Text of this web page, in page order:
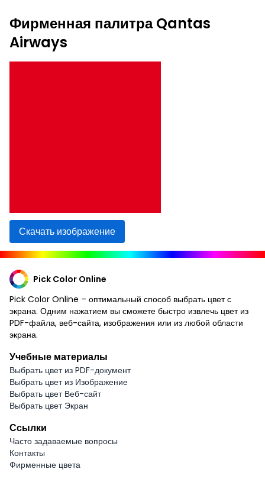
Фирменная палитра Qantas
Airways
Скачать изображение
Pick Color Online
Pick Color Online – оптимальный способ выбрать цвет с
экрана. Одним нажатием вы сможете быстро извлечь цвет из
PDF-файла, веб-сайта, изображения или из любой области
экрана.
Учебные материалы
Выбрать цвет из PDF-документ
Выбрать цвет из Изображение
Выбрать цвет Веб-сайт
Выбрать цвет Экран
Ссылки
Часто задаваемые вопросы
Контакты
Фирменные цвета